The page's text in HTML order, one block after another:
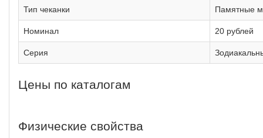
Тип чеканки Памятные
Номинал 20 рублей
Серия
Цены по каталогам
Физические свойства